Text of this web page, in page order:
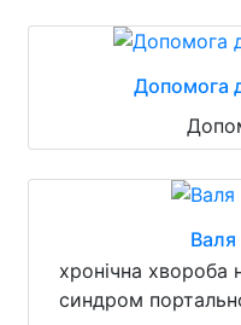
Допомога
Валя
хронічна хвороба
синдром